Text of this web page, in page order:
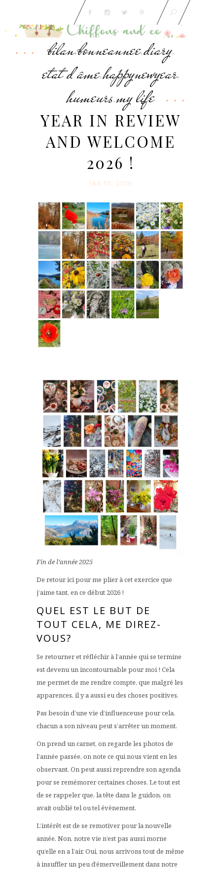
bilan,bonneannee,diary,
etat d'âme,happynewyear,
humeurs,my life
YEAR IN REVIEW
AND WELCOME
2026 !
JAN 05. 2026
Fin de l’année 2025
De retour ici pour me plier à cet exercice que
j’aime tant, en ce début 2026 !
QUEL EST LE BUT DE
TOUT CELA, ME DIREZ-
VOUS?
Se retourner et réfléchir à l’année qui se termine
est devenu un incontournable pour moi ! Cela
me permet de me rendre compte, que malgré les
apparences, il y a aussi eu des choses positives.
Pas besoin d’une vie d’influenceuse pour cela,
chacun a son niveau peut s’arrêter un moment.
On prend un carnet, on regarde les photos de
l’année passée, on note ce qui nous vient en les
observant. On peut aussi reprendre son agenda
pour se remémorer certaines choses. Le tout est
de se rappeler que, la tête dans le guidon, on
avait oublié tel ou tel évènement.
L’intérêt est de se remotiver pour la nouvelle
année. Non, notre vie n’est pas aussi morne
qu’elle en a l’air. Oui, nous arrivons tout de même
à insuffler un peu d’émerveillement dans notre